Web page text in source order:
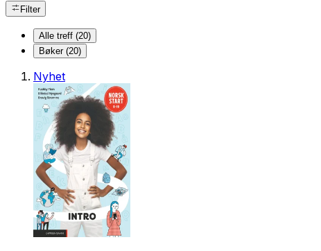
Filter
Alle treff (20)
Bøker (20)
Nyhet